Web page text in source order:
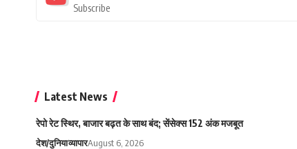
Subscribe
Latest News
रेपो रेट स्थिर, बाजार बढ़त के साथ बंद; सेंसेक्स 152 अंक मजबूत
देश/दुनियाव्यापारAugust 6, 2026